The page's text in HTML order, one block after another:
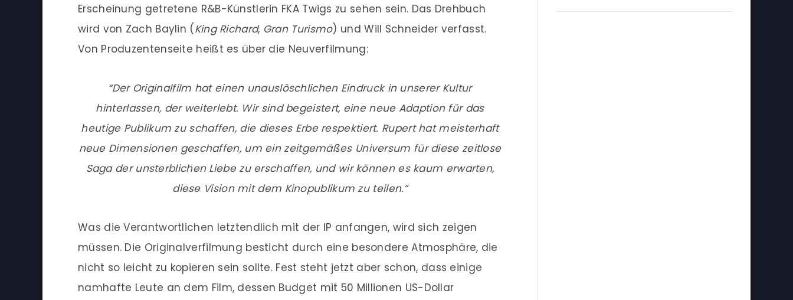
Erscheinung getretene R&B-Künstlerin FKA Twigs zu sehen sein. Das Drehbuch
wird von Zach Baylin (King Richard, Gran Turismo) und Will Schneider verfasst.
Von Produzentenseite heißt es über die Neuverfilmung:
“Der Originalfilm hat einen unauslöschlichen Eindruck in unserer Kultur
hinterlassen, der weiterlebt. Wir sind begeistert, eine neue Adaption für das
heutige Publikum zu schaffen, die dieses Erbe respektiert. Rupert hat meisterhaft
neue Dimensionen geschaffen, um ein zeitgemäßes Universum für diese zeitlose
Saga der unsterblichen Liebe zu erschaffen, und wir können es kaum erwarten,
diese Vision mit dem Kinopublikum zu teilen.”
Was die Verantwortlichen letztendlich mit der IP anfangen, wird sich zeigen
müssen. Die Originalverfilmung besticht durch eine besondere Atmosphäre, die
nicht so leicht zu kopieren sein sollte. Fest steht jetzt aber schon, dass einige
namhafte Leute an dem Film, dessen Budget mit 50 Millionen US-Dollar